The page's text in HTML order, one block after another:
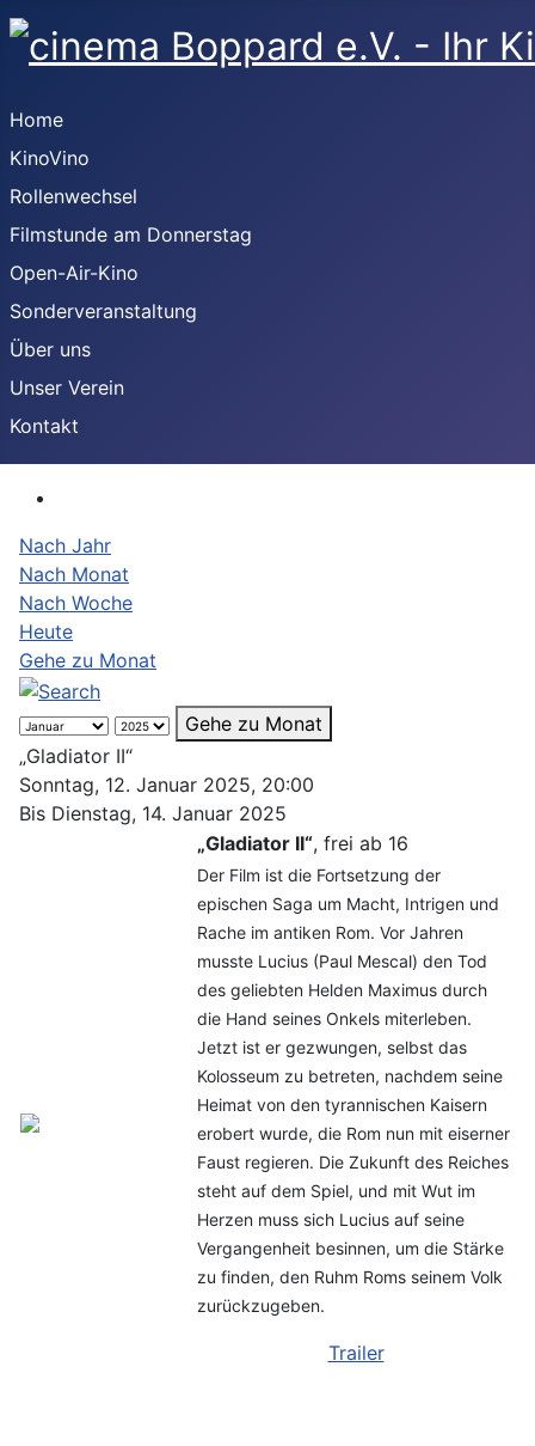
Home
KinoVino
Rollenwechsel
Filmstunde am Donnerstag
Open-Air-Kino
Sonderveranstaltung
Über uns
Unser Verein
Kontakt
Nach Jahr
Nach Monat
Nach Woche
Heute
Gehe zu Monat
Gehe zu Monat
„Gladiator II“
Sonntag, 12. Januar 2025, 20:00
Bis Dienstag, 14. Januar 2025
„Gladiator II“, frei ab 16
Der Film ist die Fortsetzung der
epischen Saga um Macht, Intrigen und
Rache im antiken Rom. Vor Jahren
musste Lucius (Paul Mescal) den Tod
des geliebten Helden Maximus durch
die Hand seines Onkels miterleben.
Jetzt ist er gezwungen, selbst das
Kolosseum zu betreten, nachdem seine
Heimat von den tyrannischen Kaisern
erobert wurde, die Rom nun mit eiserner
Faust regieren. Die Zukunft des Reiches
steht auf dem Spiel, und mit Wut im
Herzen muss sich Lucius auf seine
Vergangenheit besinnen, um die Stärke
zu finden, den Ruhm Roms seinem Volk
zurückzugeben.
Trailer